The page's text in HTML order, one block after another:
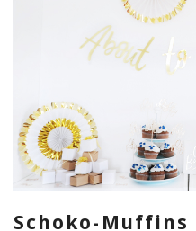
Schoko-Muffins